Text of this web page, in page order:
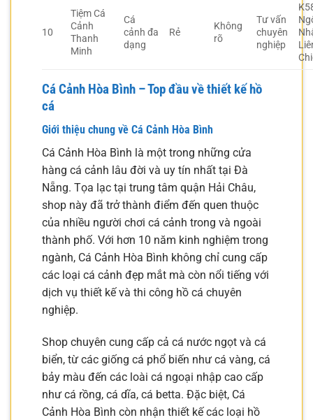
10
Tiệm Cá
Cảnh
Thanh
Minh
Cá
cảnh đa
dạng
Rẻ
Không
rõ
Tư vấn
chuyên
nghiệp
Cá Cảnh Hòa Bình – Top đầu về thiết kế hồ
cá
Giới thiệu chung về Cá Cảnh Hòa Bình
Cá Cảnh Hòa Bình là một trong những cửa
hàng cá cảnh lâu đời và uy tín nhất tại Đà
Nẵng. Tọa lạc tại trung tâm quận Hải Châu,
shop này đã trở thành điểm đến quen thuộc
của nhiều người chơi cá cảnh trong và ngoài
thành phố. Với hơn 10 năm kinh nghiệm trong
ngành, Cá Cảnh Hòa Bình không chỉ cung cấp
các loại cá cảnh đẹp mắt mà còn nổi tiếng với
dịch vụ thiết kế và thi công hồ cá chuyên
nghiệp.
Shop chuyên cung cấp cả cá nước ngọt và cá
biển, từ các giống cá phổ biến như cá vàng, cá
bảy màu đến các loài cá ngoại nhập cao cấp
như cá rồng, cá dĩa, cá betta. Đặc biệt, Cá
Cảnh Hòa Bình còn nhận thiết kế các loại hồ